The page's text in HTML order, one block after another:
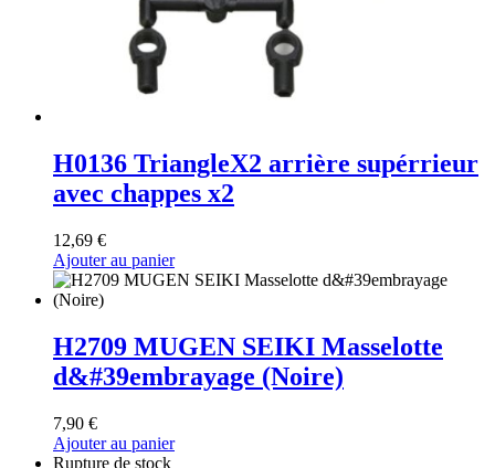
H0136 TriangleX2 arrière supérrieur
avec chappes x2
12,69 €
Ajouter au panier
H2709 MUGEN SEIKI Masselotte
d&#39embrayage (Noire)
7,90 €
Ajouter au panier
Rupture de stock